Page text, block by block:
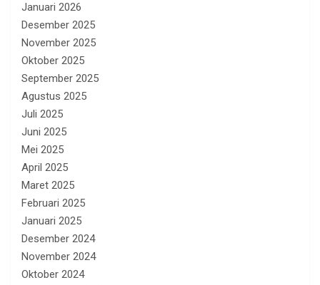
Januari 2026
Desember 2025
November 2025
Oktober 2025
September 2025
Agustus 2025
Juli 2025
Juni 2025
Mei 2025
April 2025
Maret 2025
Februari 2025
Januari 2025
Desember 2024
November 2024
Oktober 2024